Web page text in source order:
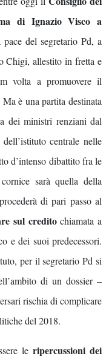
di Ignazio Visco a
del segretario Pd, a
Chigi, allestito in fretta e
volta a promuovere il
è una partita destinata
dei ministri renziani dal
centrale nelle
d’intenso dibattito fra le
sarà quella della
di pari passo al
sul creditochiamata a
e dei suoi predecessori.
per il segretario Pd si
di un dossier –
rischia di complicare
del 2018.
le ripercussioni dei